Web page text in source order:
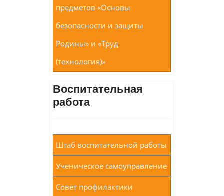
предметов «Основы
безопасности и защиты
Родины» и «Труд
(технология)»
Воспитательная
работа
Штаб воспитательной работы
Ученическое самоуправление
Совет профилактики